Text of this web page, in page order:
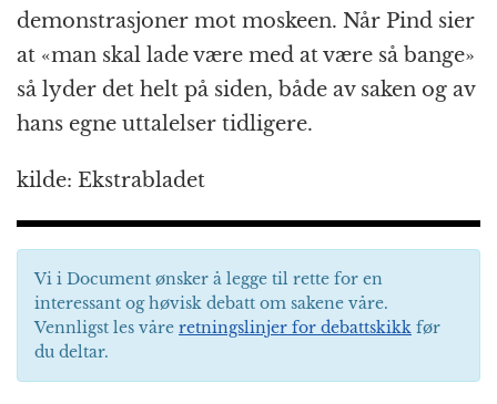
demonstrasjoner mot moskeen. Når Pind sier
at «man skal lade være med at være så bange»
så lyder det helt på siden, både av saken og av
hans egne uttalelser tidligere.
kilde: Ekstrabladet
Vi i Document ønsker å legge til rette for en
interessant og høvisk debatt om sakene våre.
Vennligst les våre retningslinjer for debattskikk før
du deltar.